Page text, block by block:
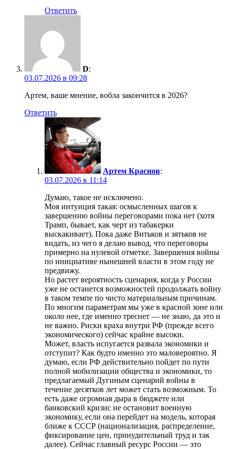
Ответить
D:
03.07.2026 в 09:28
Артем, ваше мнение, вобла закончится в 2026?
Ответить
Артем Краснов:
03.07.2026 в 11:14
Думаю, такое не исключено.
Моя интуиция такая: осмысленных шагов к
завершению войны переговорами пока нет (хотя
Трамп, бывает, как черт из табакерки
выскакивает). Пока даже Витьков и зятьков не
видать, из чего я делаю вывод, что переговоры
примерно на нулевой отметке. Завершения войны
по инициативе нынешней власти в этом году не
предвижу.
Но растет вероятность сценария, когда у России
уже не останется возможностей продолжать войну
в таком темпе по чисто материальным причинам.
По многим параметрам мы уже в красной зоне или
около нее, где именно треснет — не знаю, да это и
не важно. Риски краха внутри РФ (прежде всего
экономического) сейчас крайне высоки.
Может, власть испугается развала экономики и
отступит? Как будто именно это маловероятно. Я
думаю, если РФ действительно пойдет по пути
полной мобилизации общества и экономики, то
предлагаемый Дyгиным сценарий войны в
течение десятков лет может стать возможным. То
есть даже огромная дыра в бюджете или
банковский кризис не остановит военную
экономику, если она перейдет на модель, которая
ближе к СССР (национализация, распределение,
фиксирование цен, принудительный труд и так
далее). Сейчас главный ресурс России — это